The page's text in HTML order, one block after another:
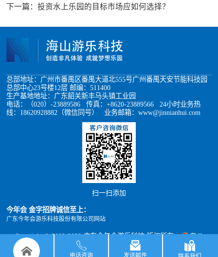
下一篇：投资水上乐园的目标市场应如何选择？
总部地址：广州市番禺区番禺大道北555号广州番禺天安节能科技园
总部中心23号楼12层 邮编：511400
生产基地地址：广东韶关新丰马头镇工业园
电话：（020）-23889586 传真：+8620-23889566 24小时业务热
线：18620928882（微信同号） 业务邮箱：www@jinnianhui.com
扫一扫添加
今年会 金字招牌诚信至上：
广东今年会游乐科技股份有限公司网站
Copyright © 2002-2022 广东今年会游乐科技 版权所有
粤公
网安备 44011302000493号
粤ICP备05012398号
xml地图
电话咨询 发送邮件